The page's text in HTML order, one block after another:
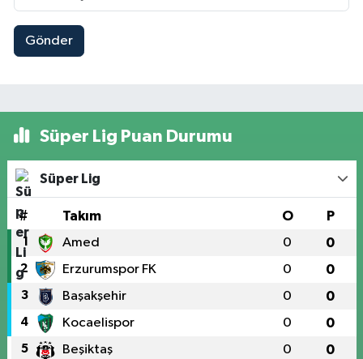
Gönder
Süper Lig Puan Durumu
Süper Lig
# Takım O P
1 Amed 0 0
2 Erzurumspor FK 0 0
3 Başakşehir 0 0
4 Kocaelispor 0 0
5 Beşiktaş 0 0